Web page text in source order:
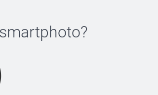
smartphoto?